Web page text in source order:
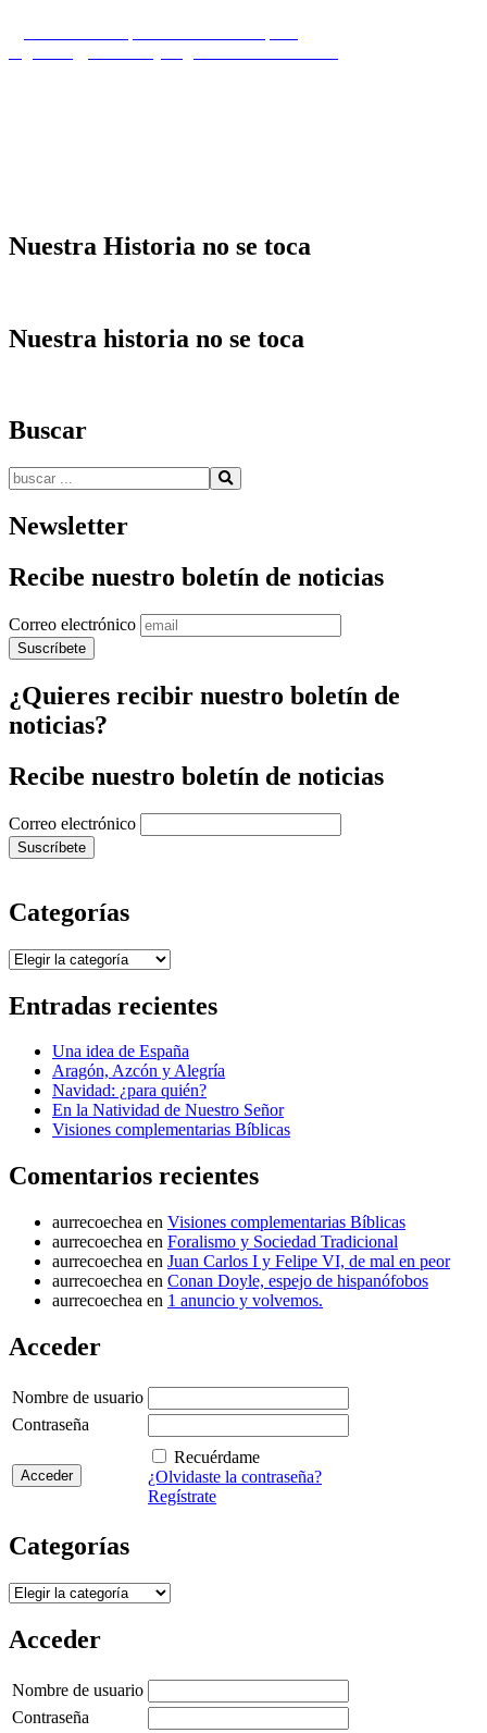
Navegación
de
Nuestra Historia no se toca
Nuestra historia no se toca
Buscar
Buscar:
Newsletter
Recibe nuestro boletín de noticias
Correo electrónico
¿Quieres recibir nuestro boletín de
noticias?
Recibe nuestro boletín de noticias
Correo electrónico
Categorías
Categorías
Entradas recientes
Una idea de España
Aragón, Azcón y Alegría
Navidad: ¿para quién?
En la Natividad de Nuestro Señor
Visiones complementarias Bíblicas
Comentarios recientes
aurrecoechea en Visiones complementarias Bíblicas
aurrecoechea en Foralismo y Sociedad Tradicional
aurrecoechea en Juan Carlos I y Felipe VI, de mal en peor
aurrecoechea en Conan Doyle, espejo de hispanófobos
aurrecoechea en 1 anuncio y volvemos.
Acceder
Nombre de usuario
Contraseña
Recuérdame
¿Olvidaste la contraseña?
Regístrate
Categorías
Categorías
Acceder
Nombre de usuario
Contraseña